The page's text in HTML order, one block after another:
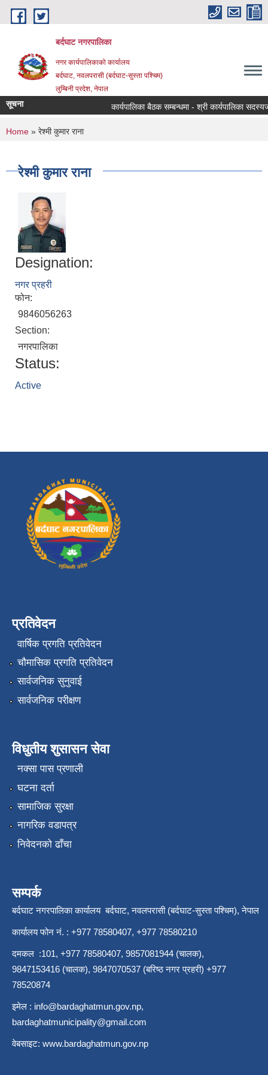
Skip to main content
बर्दघाट नगरपालिका
नगर कार्यपालिकाको कार्यालय
बर्दघाट, नवलपरासी (बर्दघाट-सुस्ता पश्चिम)
लुम्बिनी प्रदेश, नेपाल
सूचना कार्यपालिका बैठक सम्बन्धमा - श्री कार्यपालिका
You are here
Home » रेश्मी कुमार राना
रेश्मी कुमार राना
Designation:
नगर प्रहरी
फोन:
9846056263
Section:
नगरपालिका
Status:
Active
प्रतिवेदन
वार्षिक प्रगति प्रतिवेदन
चौमासिक प्रगति प्रतिवेदन
सार्वजनिक सुनुवाई
सार्वजनिक परीक्षण
विधुतीय शुसासन सेवा
नक्सा पास प्रणाली
घटना दर्ता
सामाजिक सुरक्षा
नागरिक वडापत्र
निवेदनको ढाँचा
सम्पर्क
बर्दघाट नगरपालिका कार्यालय बर्दघाट, नवलपरासी (बर्दघाट-सुस्ता पश्चिम), नेपाल
कार्यालय फोन नं. : +977 78580407, +977 78580210
दमकल :101, +977 78580407, 9857081944 (चालक),
9847153416 (चालक), 9847070537 (बरिष्ठ नगर प्रहरी) +977
78520874
इमेल : info@bardaghatmun.gov.np,
bardaghatmunicipality@gmail.com
वेबसाइट: www.bardaghatmun.gov.np